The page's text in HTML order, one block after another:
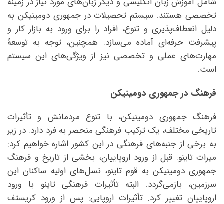
تخصصی هستند. سیستم تحصیلات در جمهوری دومینیکن به
دلیل انعطاف‌پذیری و تنوع، افراد را برای ورود به بازار کار و
پیشرفت حرفه‌ای آماده می‌سازد. همچنین، توجه به توسعهٔ
مهارت‌های عملی و تخصصی نیز از ویژگی‌های این سیستم
است.
فرهنگ در جمهوری دومینیکن
فرهنگ جمهوری دومینیکن، با تنوع مردمانش و تأثیرات
تاریخی مختلف، یک ترکیب فرهنگی منحصر به فرد دارد. در زیر
به برخی از جنبه‌های فرهنگی در این کشور اشاره خواهیم کرد:
میراث تاینو: قبل از ورود اروپاییان، بخشی از تاریخ و فرهنگ
جمهوری دومینیکن به قوم تاینو، نسل‌های اولیه ساکنان این
سرزمین، بازمی‌گردد. البته تأثیرات فرهنگی تاینو با ورود
اروپاییان تغییر کرد. تأثیرات اروپایی: پس از ورود کریستف